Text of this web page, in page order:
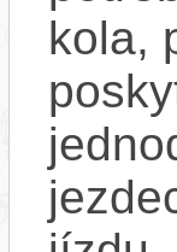
kola,